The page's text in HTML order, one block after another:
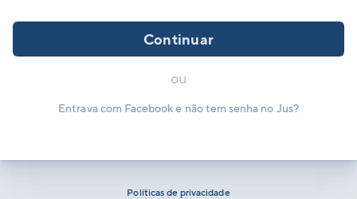
Continuar
ou
Entrava com Facebook e não tem senha no Jus?
Políticas de privacidade